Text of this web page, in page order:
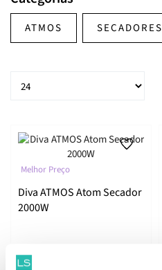
ATMOS SECADORES
Melhor Preço
Diva ATMOS Atom Secador
2000W
€256.